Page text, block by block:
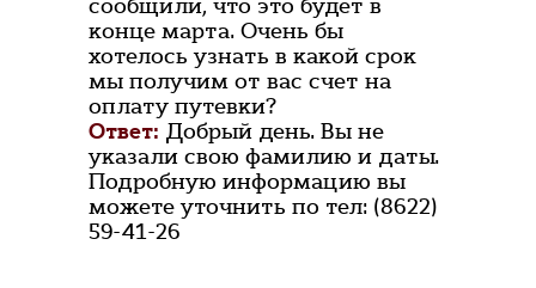
сообщили, что это будет в
конце марта. Очень бы
хотелось узнать в какой срок
мы получим от вас счет на
оплату путевки?
Ответ: Добрый день. Вы не
указали свою фамилию и даты.
Подробную информацию вы
можете уточнить по тел: (8622)
59-41-26